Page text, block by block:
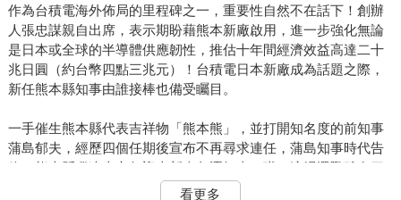
作為台積電海外佈局的里程碑之一，重要性自然不在話下！創辦
人張忠謀親自出席，表示期盼藉熊本新廠啟用，進一步強化無論
是日本或全球的半導體供應韌性，推估十年間經濟效益高達二十
兆日圓（約台幣四點三兆元）！台積電日本新廠成為話題之際，
新任熊本縣知事由誰接棒也備受矚目。
一手催生熊本縣代表吉祥物「熊本熊」，並打開知名度的前知事
蒲島郁夫，經歷四個任期後宣布不再尋求連任，蒲島知事時代告
終，熊本縣睽違十六年迎來新人角逐知事一職。這場選戰雖有四
名候選人，但實際上是兩強對抗：由四十九歲的熊本縣前副知事
看更多